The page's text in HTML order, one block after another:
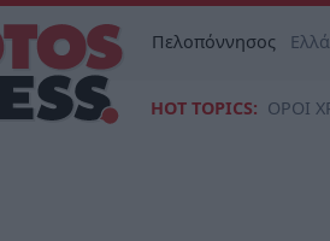
Πελοπόννησος
HOT TOPICS: ΟΡΟΙ